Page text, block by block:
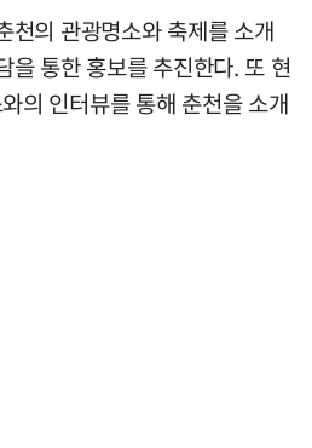
천의 관광명소와 축제를 소개
을 통한 홍보를 추진한다. 또 현
의 인터뷰를 통해 춘천을 소개